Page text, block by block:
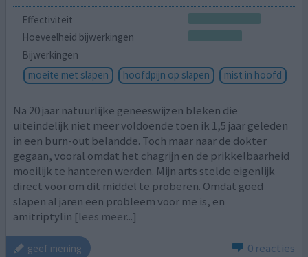
Effectiviteit
Hoeveelheid bijwerkingen
Bijwerkingen
moeite met slapen
hoofdpijn op slapen mist in hoofd
Na 20 jaar natuurlijke geneeswijzen bleken die
uiteindelijk niet meer voldoende toen ik 1,5 jaar geleden
in een burn-out belandde. Toch maar naar de dokter
gegaan, vooral omdat het chagrijn en de prikkelbaarheid
moeilijk te hanteren werden. Mijn arts stelde eigenlijk
direct voor om dit middel te proberen. Omdat goed
slapen al jaren een probleem voor me is, en
amitriptylin [lees meer...]
geef mening 0 reacties